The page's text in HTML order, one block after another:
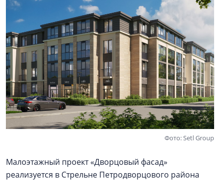
Фото: Setl Group
Малоэтажный проект «Дворцовый фасад»
реализуется в Стрельне Петродворцового района